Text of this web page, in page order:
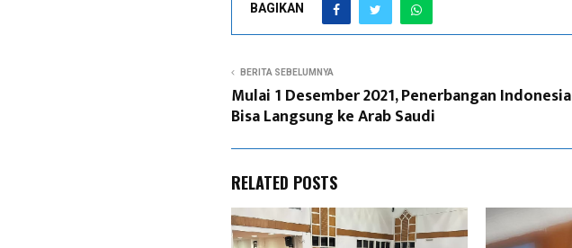
BAGIKAN
BERITA SEBELUMNYA
Mulai 1 Desember 2021, Penerbangan Indonesia
Bisa Langsung ke Arab Saudi
RELATED POSTS